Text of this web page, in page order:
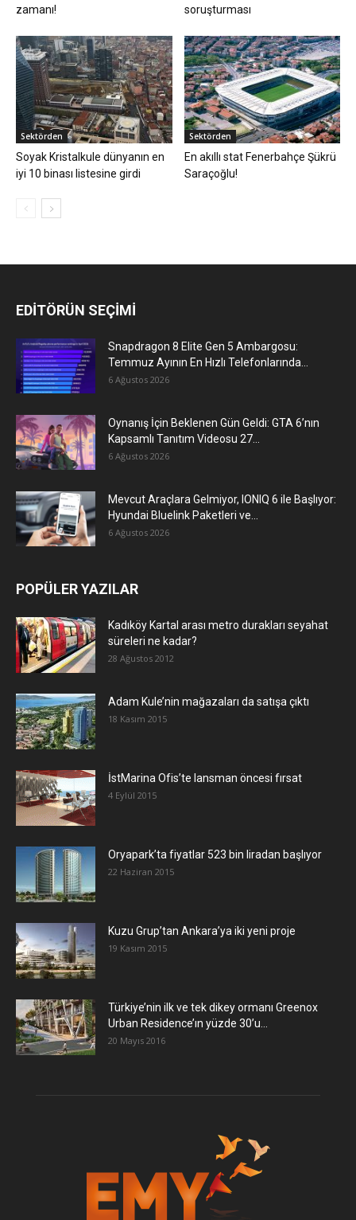
zamanı!
soruşturması
Sektörden
Soyak Kristalkule dünyanın en
iyi 10 binası listesine girdi
Sektörden
En akıllı stat Fenerbahçe Şükrü
Saraçoğlu!
EDİTÖRÜN SEÇİMİ
Snapdragon 8 Elite Gen 5 Ambargosu:
Temmuz Ayının En Hızlı Telefonlarında...
6 Ağustos 2026
Oynanış İçin Beklenen Gün Geldi: GTA 6’nın
Kapsamlı Tanıtım Videosu 27...
6 Ağustos 2026
Mevcut Araçlara Gelmiyor, IONIQ 6 ile Başlıyor:
Hyundai Bluelink Paketleri ve...
6 Ağustos 2026
POPÜLER YAZILAR
Kadıköy Kartal arası metro durakları seyahat
süreleri ne kadar?
28 Ağustos 2012
Adam Kule’nin mağazaları da satışa çıktı
18 Kasım 2015
İstMarina Ofis’te lansman öncesi fırsat
4 Eylül 2015
Oryapark’ta fiyatlar 523 bin liradan başlıyor
22 Haziran 2015
​Kuzu Grup’tan Ankara’ya iki yeni proje
19 Kasım 2015
Türkiye’nin ilk ve tek dikey ormanı Greenox
Urban Residence’ın yüzde 30’u...
20 Mayıs 2016